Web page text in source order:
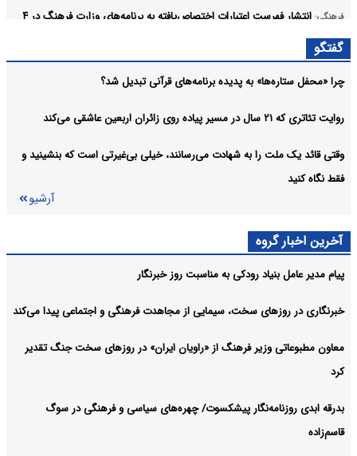
فرهنگی:
انتشار فهرست اعتبارات اختصاص‌یافته به برنامه‌های وزارت فرهنگ در ۴
ماهه نخست ۱۴۰۵
فرهنگی: دفتر رهبر انقلاب انتساب‌های نادرست را حتی از نزدیکان نمی‌پذیرد
فرهنگی: متن کامل زیارت اربعین حسینی به همراه ترجمه +صوت
گفتگو
چرا «محفل ستاره‌ها» به پدیده برنامه‌های قرآنی تبدیل شد؟
روایت تئاتری که ۲۱ سال در مسیر پیاده روی زائران اربعین عاشقی می‌کند
وقتی قائد یک ملت را به شهادت می‌رسانند، خیلی بی‌غیرتی است که بنشینید و
فقط نگاه کنید
آرشیو
آخرین اخبار گروه
پیام مدیر عامل بنیاد رودکی به مناسبت روز خبرنگار
خبرنگاری در روزهای سخت، سیمایی از مجاهدت فرهنگی و اجتماعی پیدا می‌کند
معاون مطبوعاتی وزیر فرهنگ از «راویان ایران» در روزهای سخت جنگ تقدیر
کرد
بدرقه ابدی روزنامه‌نگار پیشکسوت/ چهره‌های سیاسی و فرهنگی در سوگ
قاسم‌زاده